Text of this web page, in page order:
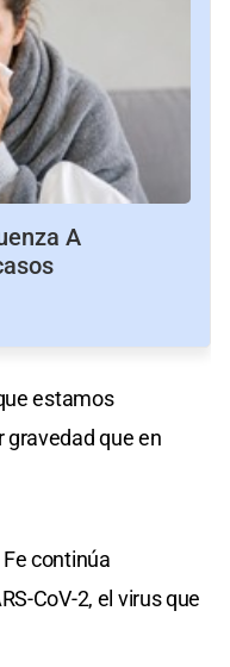
A
estamos
gravedad que en
continúa
CoV-2, el virus que